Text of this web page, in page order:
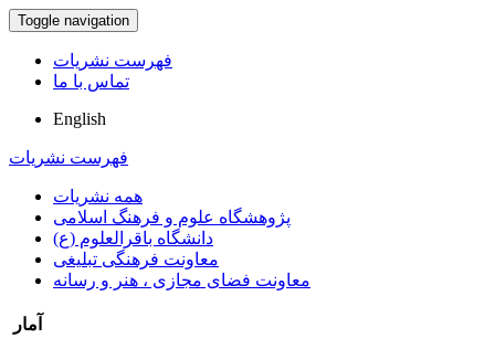
Toggle navigation
فهرست نشریات
تماس با ما
English
فهرست نشریات
همه نشریات
پژوهشگاه علوم و فرهنگ اسلامی
دانشگاه باقرالعلوم (ع)
معاونت فرهنگی تبلیغی
معاونت فضای مجازی ، هنر و رسانه
آمار